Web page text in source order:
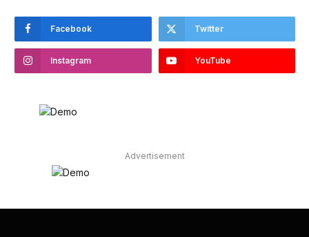
Facebook Twitter
Instagram YouTube
Advertisement